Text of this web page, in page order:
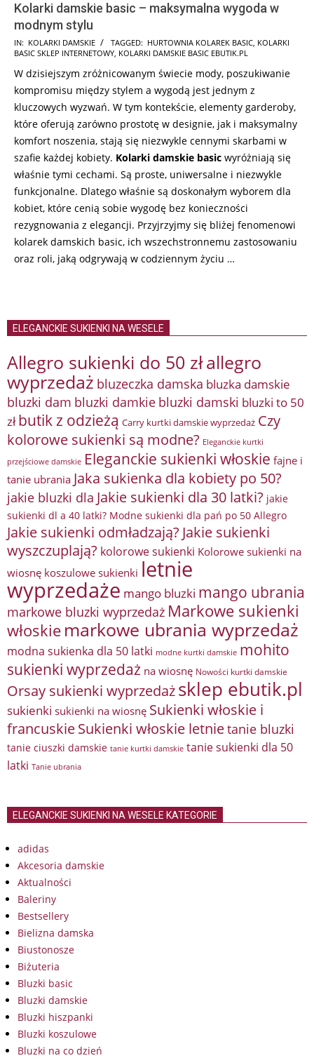
Kolarki damskie basic – maksymalna wygoda w
modnym stylu
2025-
08-
24
IN: KOLARKI DAMSKIE TAGGED: HURTOWNIA KOLAREK BASIC, KOLARKI
BASIC SKLEP INTERNETOWY, KOLARKI DAMSKIE BASIC EBUTIK.PL
W dzisiejszym zróżnicowanym świecie mody, poszukiwanie
kompromisu między stylem a wygodą jest jednym z
kluczowych wyzwań. W tym kontekście, elementy garderoby,
które oferują zarówno prostotę w designie, jak i maksymalny
komfort noszenia, stają się niezwykle cennymi skarbami w
szafie każdej kobiety. Kolarki damskie basic wyróżniają się
właśnie tymi cechami. Są proste, uniwersalne i niezwykle
funkcjonalne. Dlatego właśnie są doskonałym wyborem dla
kobiet, które cenią sobie wygodę bez konieczności
rezygnowania z elegancji. Przyjrzyjmy się bliżej fenomenowi
kolarek damskich basic, ich wszechstronnemu zastosowaniu
oraz roli, jaką odgrywają w codziennym życiu …
ELEGANCKIE SUKIENKI NA WESELE
Allegro sukienki do 50 złallegro
wyprzedaż bluzeczka damska bluzka damskie
bluzki dam bluzki damkie bluzki damski bluzki to 50
zł butik z odzieżą Carry kurtki damskie wyprzedaż Czy
kolorowe sukienki są modne? Eleganckie kurtki
przejściowe damskie Eleganckie sukienki włoskie fajne i
tanie ubrania Jaka sukienka dla kobiety po 50?
jakie bluzki dla Jakie sukienki dla 30 latki? jakie
sukienki dl a 40 latki? Modne sukienki dla pań po 50 Allegro
Jakie sukienki odmładzają? Jakie sukienki
wyszczuplają? kolorowe sukienki Kolorowe sukienki na
wiosnę koszulowe sukienki letnie
wyprzedaże mango bluzki mango ubrania
markowe bluzki wyprzedaż Markowe sukienki
włoskie markowe ubrania wyprzedaż
modna sukienka dla 50 latki modne kurtki damskie mohito
sukienki wyprzedaż na wiosnę Nowości kurtki damskie
Orsay sukienki wyprzedażsklep ebutik.pl
sukienki sukienki na wiosnę Sukienki włoskie i
francuskieSukienki włoskie letnietanie bluzki
tanie ciuszki damskie tanie kurtki damskie tanie sukienki dla 50
latki Tanie ubrania
ELEGANCKIE SUKIENKI NA WESELE KATEGORIE
adidas
Akcesoria damskie
Aktualności
Baleriny
Bestsellery
Bielizna damska
Biustonosze
Biżuteria
Bluzki basic
Bluzki damskie
Bluzki hiszpanki
Bluzki koszulowe
Bluzki na co dzień